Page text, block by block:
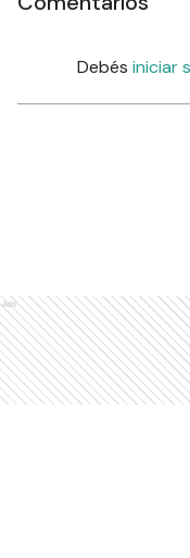
Debés iniciar
Ads